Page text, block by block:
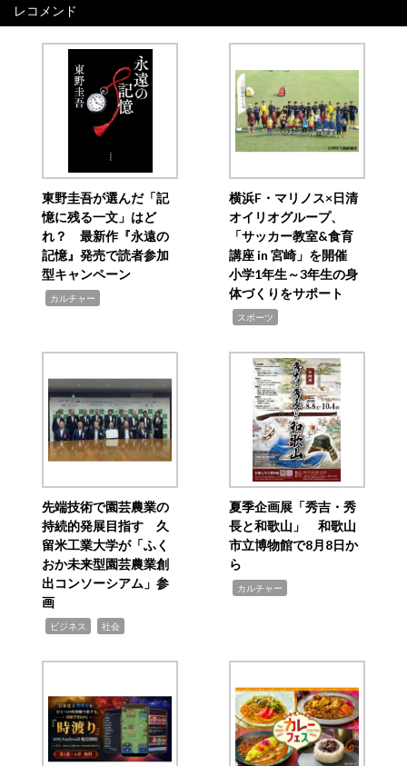
レコメンド
東野圭吾が選んだ「記
憶に残る一文」はど
れ？ 最新作『永遠の
記憶』発売で読者参加
型キャンペーン
カルチャー
横浜F・マリノス×日清
オイリオグループ、
「サッカー教室&食育
講座 in 宮崎」を開催
小学1年生～3年生の身
体づくりをサポート
スポーツ
先端技術で園芸農業の
持続的発展目指す 久
留米工業大学が「ふく
おか未来型園芸農業創
出コンソーシアム」参
画
ビジネス 社会
夏季企画展「秀吉・秀
長と和歌山」 和歌山
市立博物館で8月8日か
ら
カルチャー